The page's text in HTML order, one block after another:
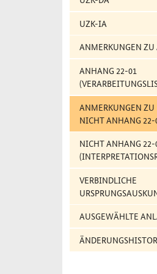
UZK-IA
ANMERKUNGEN
ANHANG 22-01
ANMERKUNGEN ZU
NICHT ANHANG 22-
NICHT ANHANG 22-
VERBINDLICHE
AUSGEWÄHLTE